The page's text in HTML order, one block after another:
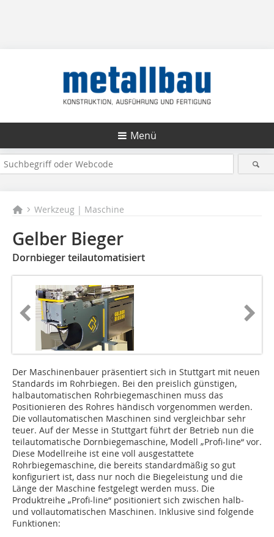
Menü
Werkzeug | Maschine
Gelber Bieger
Dornbieger teilautomatisiert
Der Maschinenbauer präsentiert sich in Stuttgart mit neuen
Standards im Rohrbiegen. Bei den preislich günstigen,
halbautomatischen Rohrbiegemaschinen muss das
Positionieren des Rohres händisch vorgenommen werden.
Die vollautomatischen Maschinen sind vergleichbar sehr
teuer. Auf der Messe in Stuttgart führt der Betrieb nun die
teilautomatische Dornbiegemaschine, Modell „Profi-line“ vor.
Diese Modellreihe ist eine voll ausgestattete
Rohrbiegemaschine, die bereits standardmäßig so gut
konfiguriert ist, dass nur noch die Biegeleistung und die
Länge der Maschine festgelegt werden muss. Die
Produktreihe „Profi-line“ positioniert sich zwischen halb-
und vollautomatischen Maschinen. Inklusive sind folgende
Funktionen: